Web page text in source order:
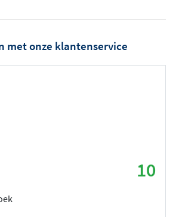
met onze klantenservice
10